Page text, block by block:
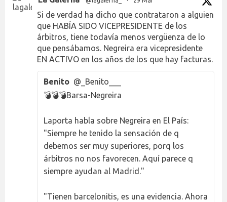
Si de verdad ha dicho que contrataron a alguien
que HABÍA SIDO VICEPRESIDENTE de los
árbitros, tiene todavía menos vergüenza de lo
que pensábamos. Negreira era vicepresidente
EN ACTIVO en los años de los que hay facturas.
Benito @_Benito___
💣💣💣Barsa-Negreira
Laporta habla sobre Negreira en El País:
"Siempre he tenido la sensación de q
debemos ser muy superiores, porq los
árbitros no nos favorecen. Aquí parece q
siempre ayudan al Madrid."
"Tienen barcelonitis, es una evidencia. Ahora